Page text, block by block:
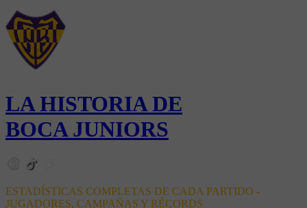
LA HISTORIA DE
BOCA JUNIORS
ESTADÍSTICAS COMPLETAS DE CADA PARTIDO -
JUGADORES, CAMPAÑAS Y RÉCORDS